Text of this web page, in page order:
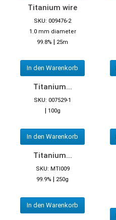
Titanium wire
SKU: 009476-2
1.0 mm diameter
99.8% | 25m
In den Warenkorb
Titanium...
SKU: 007529-1
| 100g
In den Warenkorb
Titanium...
SKU: MTI009
99.9% | 250g
In den Warenkorb